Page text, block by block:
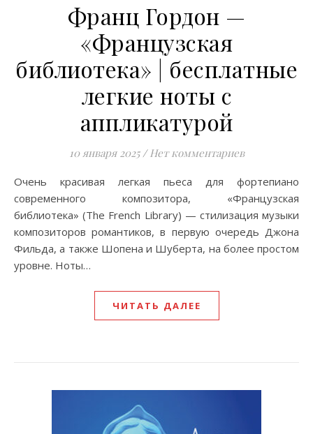
Франц Гордон —
«Французская
библиотека» | бесплатные
легкие ноты с
аппликатурой
10 января 2025 / Нет комментариев
Очень красивая легкая пьеса для фортепиано
современного композитора, «Французская
библиотека» (The French Library) — стилизация музыки
композиторов романтиков, в первую очередь Джона
Фильда, а также Шопена и Шуберта, на более простом
уровне. Ноты…
ЧИТАТЬ ДАЛЕЕ